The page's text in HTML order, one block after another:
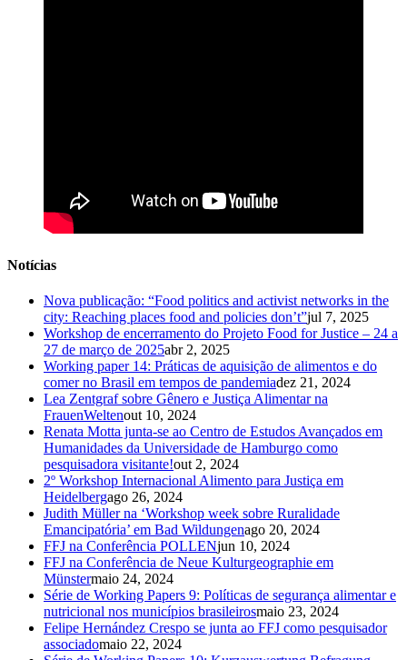
Notícias
Nova publicação: “Food politics and activist networks in the
city: Reaching places food and policies don’t”jul 7, 2025
Workshop de encerramento do Projeto Food for Justice – 24 a
27 de março de 2025abr 2, 2025
Working paper 14: Práticas de aquisição de alimentos e do
comer no Brasil em tempos de pandemiadez 21, 2024
Lea Zentgraf sobre Gênero e Justiça Alimentar na
FrauenWeltenout 10, 2024
Renata Motta junta-se ao Centro de Estudos Avançados em
Humanidades da Universidade de Hamburgo como
pesquisadora visitante!out 2, 2024
2º Workshop Internacional Alimento para Justiça em
Heidelbergago 26, 2024
Judith Müller na ‘Workshop week sobre Ruralidade
Emancipatória’ em Bad Wildungenago 20, 2024
FFJ na Conferência POLLENjun 10, 2024
FFJ na Conferência de Neue Kulturgeographie em
Münstermaio 24, 2024
Série de Working Papers 9: Políticas de segurança alimentar e
nutricional nos municípios brasileirosmaio 23, 2024
Felipe Hernández Crespo se junta ao FFJ como pesquisador
associadomaio 22, 2024